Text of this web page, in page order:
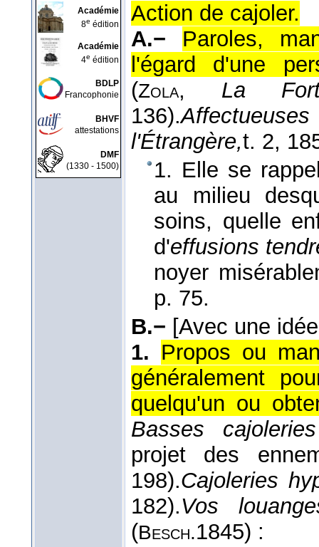
Académie
8e édition
Académie
4e édition
BDLP
Francophonie
BHVF
attestations
DMF
(1330 - 1500)
Action de cajoler.
A.−
Paroles,
l'égard d'une
(Zola, La
136).
l'Étrangère,t. 2,
1. Elle se
au milieu
soins, quelle
d'effusions
noyer
p. 75.
B.− [Avec une
1. Propos ou
généralement
quelqu'un ou
Basses
projet des
198).Cajoleries
182).Vos
(Besch.1845) :